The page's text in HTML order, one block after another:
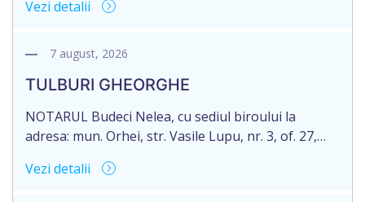
notific Moștenitorii/ persoană care are un interes
notariale în urma decesului cet. DOGANIC ILIA,
2007040006216. Eliberarea certificatului de
moștenitor este planificată în prealabil pentru […]
Vezi detalii
7 august, 2026
TULBURI GHEORGHE
NOTARUL Budeci Nelea, cu sediul biroului la
adresa: mun. Orhei, str. Vasile Lupu, nr. 3, of. 27,
în urma decesului cet. TULBURI GHEORGHE,
Vezi detalii